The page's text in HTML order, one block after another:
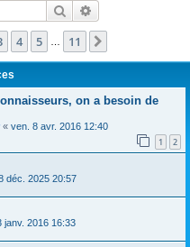
c
Rechercher
11 4 5 11
on a besoin de
« ven. 8 avr. 2016 12:40
1 2
déc. 2025 20:57
janv. 2016 16:33